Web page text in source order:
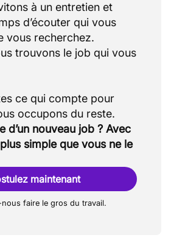
à un entretien et
d’écouter qui vous
vous recherchez.
trouvons le job qui vous
ce qui compte pour
d’un nouveau job ? Avec
simple que vous ne le
maintenant
nous faire le gros du travail.